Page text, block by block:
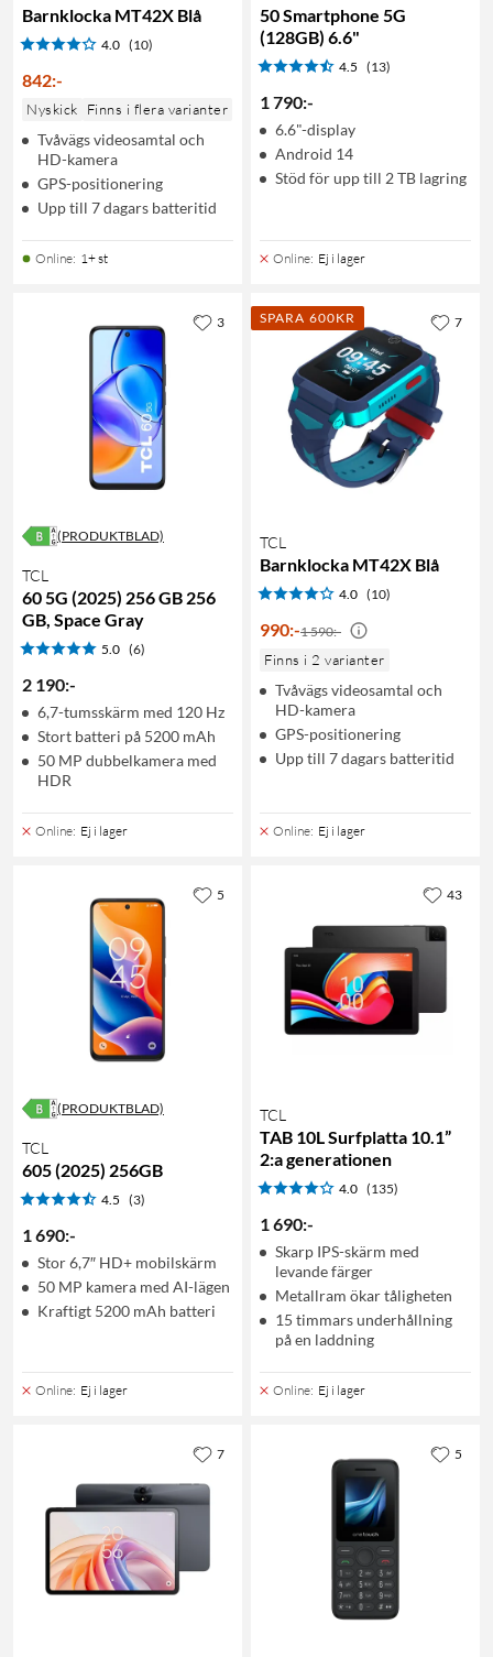
Barnklocka MT42X Blå
4.0 (10)
842:-
Nyskick Finns i flera varianter
Tvåvägs videosamtal och
HD-kamera
GPS-positionering
Upp till 7 dagars batteritid
Online: 1+ st
50 Smartphone 5G
(128GB) 6.6"
4.5 (13)
1 790:-
6.6"-display
Android 14
Stöd för upp till 2 TB lagring
Online: Ej i lager
(PRODUKTBLAD)
TCL
60 5G (2025) 256 GB 256
GB, Space Gray
5.0 (6)
2 190:-
6,7-tumsskärm med 120 Hz
Stort batteri på 5200 mAh
50 MP dubbelkamera med
HDR
Online: Ej i lager
3 SPARA 600KR
TCL
Barnklocka MT42X Blå
4.0 (10)
990:-1 590:-
Finns i 2 varianter
Tvåvägs videosamtal och
HD-kamera
GPS-positionering
Upp till 7 dagars batteritid
Online: Ej i lager
7
(PRODUKTBLAD)
TCL
605 (2025) 256GB
4.5 (3)
1 690:-
Stor 6,7″ HD+ mobilskärm
50 MP kamera med AI-lägen
Kraftigt 5200 mAh batteri
Online: Ej i lager
5
TCL
TAB 10L Surfplatta 10.1”
2:a generationen
4.0 (135)
1 690:-
Skarp IPS-skärm med
levande färger
Metallram ökar tåligheten
15 timmars underhållning
på en laddning
Online: Ej i lager
43
7 5